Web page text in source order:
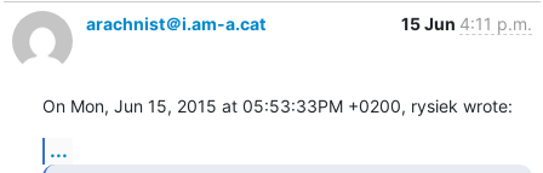
arachnist＠i.am-a.cat
15 Jun 4:11 p.m.
On Mon, Jun 15, 2015 at 05:53:33PM +0200, rysiek wrote:
...